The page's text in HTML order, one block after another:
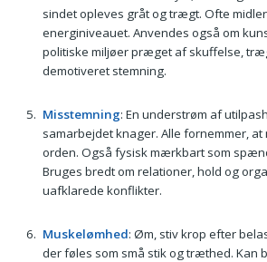
sindet opleves gråt og trægt. Ofte
energiniveauet. Anvendes også om
politiske miljøer præget af skuffelse,
demotiveret stemning.
Misstemning: En understrøm af
samarbejdet knager. Alle fornemmer, at
orden. Også fysisk mærkbart som
Bruges bredt om relationer, hold og
uafklarede konflikter.
Muskelømhed: Øm, stiv krop efter
der føles som små stik og træthed. Kan